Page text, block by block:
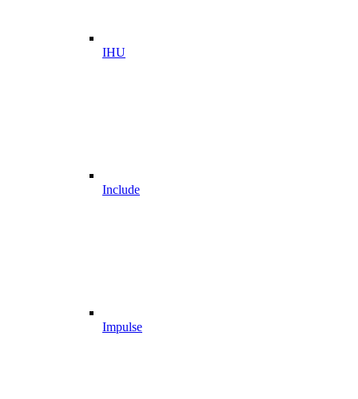
IHU
Include
Impulse